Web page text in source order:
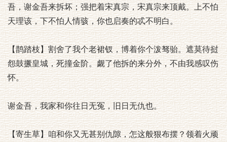
吾，谢金吾来拆坏；强把着宋真宗，宋真宗来顶戴。上不怕
天理该，下不怕人情骇，你也启奏的忒不明白。
【鹊踏枝】割舍了我个老裙钗，博着你个泼驽骀。遮莫待挝
怨鼓撅皇城，死撞金阶。觑了他拆的来分外，不由我感叹伤
怀。
谢金吾，我家和你往日无冤，旧日无仇也。
【寄生草】咱和你又无甚别仇隙，怎这般狠布摆？领着火顽